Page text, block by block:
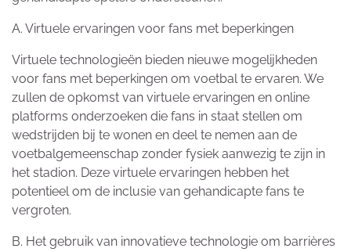
A. Virtuele ervaringen voor fans met beperkingen
Virtuele technologieën bieden nieuwe mogelijkheden
voor fans met beperkingen om voetbal te ervaren. We
zullen de opkomst van virtuele ervaringen en online
platforms onderzoeken die fans in staat stellen om
wedstrijden bij te wonen en deel te nemen aan de
voetbalgemeenschap zonder fysiek aanwezig te zijn in
het stadion. Deze virtuele ervaringen hebben het
potentieel om de inclusie van gehandicapte fans te
vergroten.
B. Het gebruik van innovatieve technologie om barrières